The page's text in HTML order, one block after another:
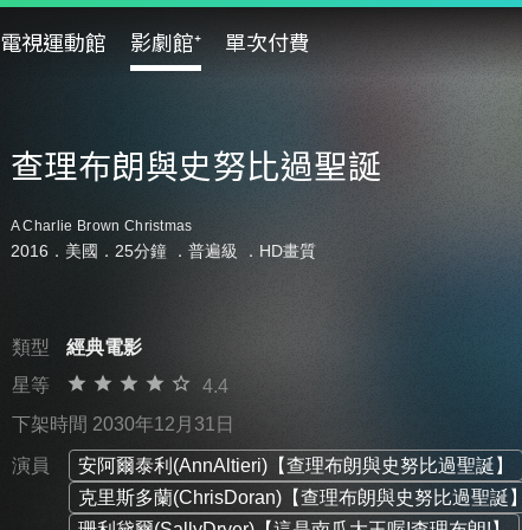
電視運動館 影劇館⁺ 單次付費
查理布朗與史努比過聖誕
A Charlie Brown Christmas
2016．美國．25分鐘 ． 普遍級 ．HD畫質
類型
經典電影
星等
4.4
下架時間 2030年12月31日
演員
安阿爾泰利(AnnAltieri)【查理布朗與史努比過聖誕】
克里斯多蘭(ChrisDoran)【查理布朗與史努比過聖誕